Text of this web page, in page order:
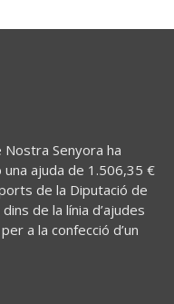
Nostra Senyora ha
ajuda de 1.506,35 €
de la Diputació de
de la línia d’ajudes
a la confecció d’un